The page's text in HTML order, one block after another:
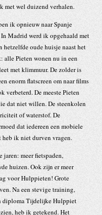
met wel duizend verhalen.
ik opnieuw naar Spanje
Madrid werd ik opgehaald met
hetzelfde oude huisje naast het
alle Pieten wonen nu in een
met klimmuur. De zolder is
enorm flatscreen om naar films
verbeterd. De meeste Pieten
dat niet willen. De steenkolen
of waterstof. De
dat iedereen een mobiele
heb ik niet durven vragen.
meer fietspaden,
huizen. Ook zijn er meer
voor Hulppieten! Grote
Na een stevige training,
diploma Tijdelijke Hulppiet
heb ik getekend. Het